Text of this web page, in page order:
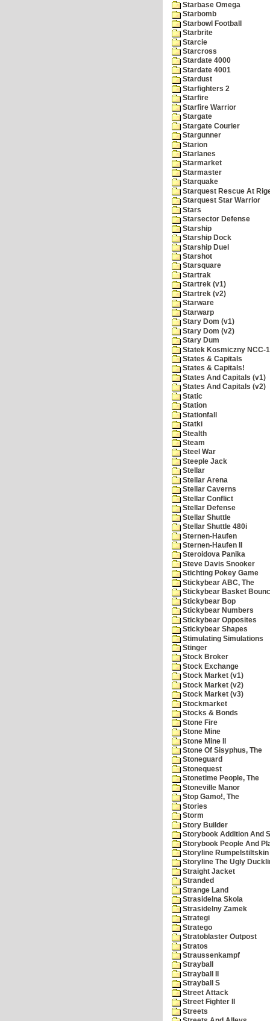
Starbase Omega
Starbomb
Starbowl Football
Starbrite
Starcie
Starcross
Stardate 4000
Stardate 4001
Stardust
Starfighters 2
Starfire
Starfire Warrior
Stargate
Stargate Courier
Stargunner
Starion
Starlanes
Starmarket
Starmaster
Starquake
Starquest Rescue At
Starquest Star Warrior
Stars
Starsector Defense
Starship
Starship Dock
Starship Duel
Starshot
Starsquare
Startrak
Startrek (v1)
Startrek (v2)
Starware
Starwarp
Stary Dom (v1)
Stary Dom (v2)
Stary Dum
Statek Kosmiczny NCC-
States & Capitals
States & Capitals!
States And Capitals (v1)
States And Capitals (v2)
Static
Station
Stationfall
Statki
Stealth
Steam
Steel War
Steeple Jack
Stellar
Stellar Arena
Stellar Caverns
Stellar Conflict
Stellar Defense
Stellar Shuttle
Stellar Shuttle 480i
Sternen-Haufen
Sternen-Haufen II
Steroidova Panika
Steve Davis Snooker
Stichting Pokey Game
Stickybear ABC, The
Stickybear Basket
Stickybear Bop
Stickybear Numbers
Stickybear Opposites
Stickybear Shapes
Stimulating Simulations
Stinger
Stock Broker
Stock Exchange
Stock Market (v1)
Stock Market (v2)
Stock Market (v3)
Stockmarket
Stocks & Bonds
Stone Fire
Stone Mine
Stone Mine II
Stone Of Sisyphus, The
Stoneguard
Stonequest
Stonetime People, The
Stoneville Manor
Stop Gamo!, The
Stories
Storm
Story Builder
Storybook Addition And
Storybook People And
Storyline Rumpelstiltskin
Storyline The Ugly
Straight Jacket
Stranded
Strange Land
Strasidelna Skola
Strasidelny Zamek
Strategi
Stratego
Stratoblaster Outpost
Stratos
Straussenkampf
Strayball
Strayball II
Strayball S
Street Attack
Street Fighter II
Streets